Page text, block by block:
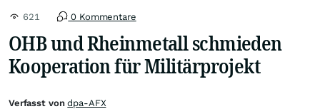
621 0 Kommentare
OHB und Rheinmetall schmieden
Kooperation für Militärprojekt
Verfasst vondpa-AFX